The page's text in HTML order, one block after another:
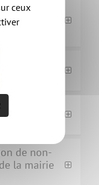
de
de
une
?
de non-
la mairie
ceux